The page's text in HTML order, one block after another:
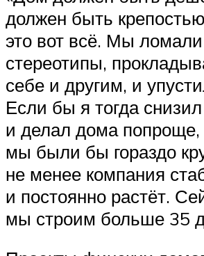
должен быть
это вот всё. Мы ломали
стереотипы,
себе и другим, и
Если бы я тогда
и делал дома попроще,
мы были бы гораздо
не менее компания
и постоянно растёт.
мы строим больше 35